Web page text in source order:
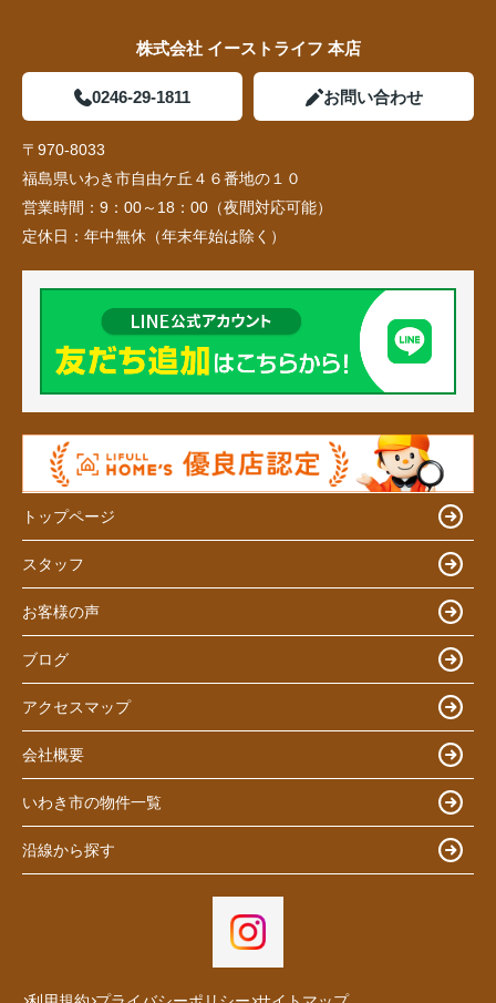
株式会社 イーストライフ 本店
0246-29-1811 お問い合わせ
〒970-8033
福島県いわき市自由ケ丘４６番地の１０
営業時間： 9：00～18：00（夜間対応可能）
定休日： 年中無休（年末年始は除く）
トップページ
スタッフ
お客様の声
ブログ
アクセスマップ
会社概要
いわき市の物件一覧
沿線から探す